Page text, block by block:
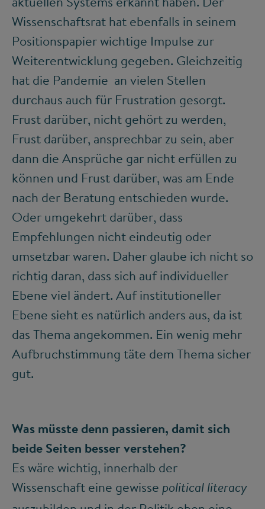
Wissenschaftsrat hat ebenfalls in seinem
Positionspapier wichtige Impulse zur
Weiterentwicklung gegeben. Gleichzeitig
hat die Pandemie an vielen Stellen
durchaus auch für Frustration gesorgt.
Frust darüber, nicht gehört zu werden,
Frust darüber, ansprechbar zu sein, aber
dann die Ansprüche gar nicht erfüllen zu
können und Frust darüber, was am Ende
nach der Beratung entschieden wurde.
Oder umgekehrt darüber, dass
Empfehlungen nicht eindeutig oder
umsetzbar waren. Daher glaube ich nicht so
richtig daran, dass sich auf individueller
Ebene viel ändert. Auf institutioneller
Ebene sieht es natürlich anders aus, da ist
das Thema angekommen. Ein wenig mehr
Aufbruchstimmung täte dem Thema sicher
gut.
Was müsste denn passieren, damit sich
beide Seiten besser verstehen?
Es wäre wichtig, innerhalb der
Wissenschaft eine gewisse political literacy